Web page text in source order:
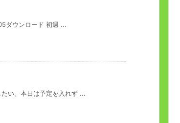
ダウンロード 初週 ...
い。本日は予定を入れず ...